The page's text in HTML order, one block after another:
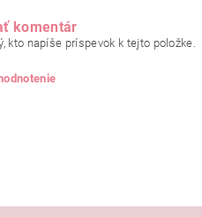
komentár
kto napíše príspevok k tejto položke.